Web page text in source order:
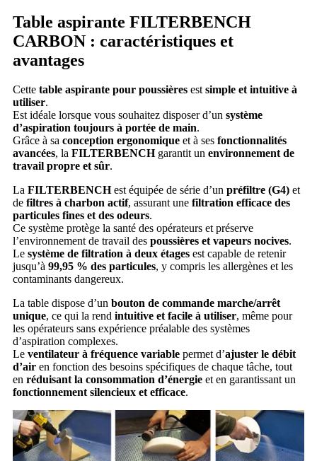
Table aspirante FILTERBENCH
CARBON : caractéristiques et
avantages
Cette table aspirante pour poussières estsimple et intuitive à
utiliser.
Est idéale lorsque vous souhaitez disposer d’un système
d’aspiration toujours à portée de main.
Grâce à sa conception ergonomique et à ses fonctionnalités
avancées, la FILTERBENCHgarantit un environnement de
travail propre et sûr.
La FILTERBENCHest équipée de série d’un préfiltre (G4) et
de filtres à charbon actif, assurant une filtration efficace des
particules fines et des odeurs.
Ce système protège la santé des opérateurs et préserve
l’environnement de travail des poussières et vapeurs nocives.
Le système de filtration à deux étages est capable de retenir
jusqu’à 99,95 % des particules, y compris les allergènes et les
contaminants dangereux.
La table dispose d’un bouton de commande marche/arrêt
unique, ce qui la rend intuitive et facile à utiliser, même pour
les opérateurs sans expérience préalable des systèmes
d’aspiration complexes.
Le ventilateur à fréquence variable permet d’ajuster le débit
d’air en fonction des besoins spécifiques de chaque tâche, tout
en réduisant la consommation d’énergie et en garantissant un
fonctionnement silencieux et efficace.